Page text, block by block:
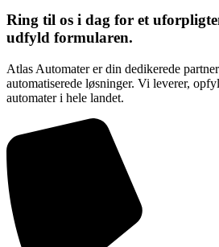
Ring til os i dag for et
udfyld formularen.
Atlas Automater er din dedikerede
automatiserede løsninger. Vi leverer,
automater i hele landet.